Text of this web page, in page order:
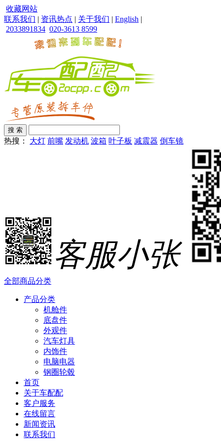
收藏网站
联系我们 | 资讯热点 | 关于我们 | English |
2033891834 020-3613 8599
热搜： 大灯 前嘴 发动机 波箱 叶子板 减震器 倒车镜
客服小张
全部商品分类
产品分类
机舱件
底盘件
外观件
汽车灯具
内饰件
电脑电器
钢圈轮毂
首页
关于车配配
客户服务
在线留言
新闻资讯
联系我们